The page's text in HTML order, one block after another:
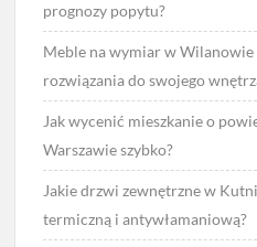
prognozy popytu?
Meble na wymiar w Wilanowie
rozwiązania do swojego
Jak wycenić mieszkanie o
Warszawie szybko?
Jakie drzwi zewnętrzne w
termiczną i antywłamaniową?